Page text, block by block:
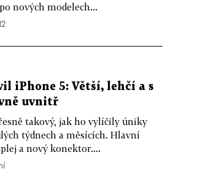
nových modelech...
iPhone 5: Větší, lehčí a s
uvnitř
takový, jak ho vylíčily úniky
týdnech a měsících. Hlavní
a nový konektor....